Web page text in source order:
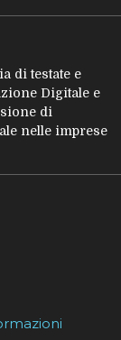
di testate e
Digitale e
di
nelle imprese